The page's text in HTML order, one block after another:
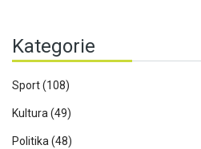
Kategorie
Sport(108)
Kultura(49)
Politika(48)